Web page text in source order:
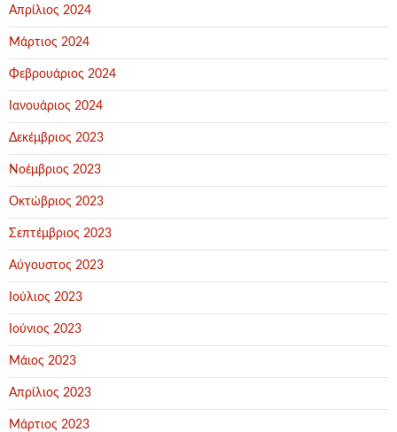
Απρίλιος 2024
Μάρτιος 2024
Φεβρουάριος 2024
Ιανουάριος 2024
Δεκέμβριος 2023
Νοέμβριος 2023
Οκτώβριος 2023
Σεπτέμβριος 2023
Αύγουστος 2023
Ιούλιος 2023
Ιούνιος 2023
Μάιος 2023
Απρίλιος 2023
Μάρτιος 2023